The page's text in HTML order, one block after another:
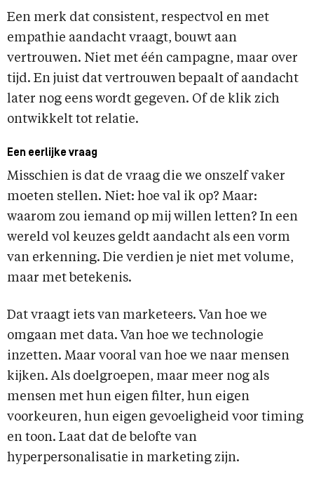
Een merk dat consistent, respectvol en met
empathie aandacht vraagt, bouwt aan
vertrouwen. Niet met één campagne, maar over
tijd. En juist dat vertrouwen bepaalt of aandacht
later nog eens wordt gegeven. Of de klik zich
ontwikkelt tot relatie.
Een eerlijke vraag
Misschien is dat de vraag die we onszelf vaker
moeten stellen. Niet: hoe val ik op? Maar:
waarom zou iemand op mij willen letten? In een
wereld vol keuzes geldt aandacht als een vorm
van erkenning. Die verdien je niet met volume,
maar met betekenis.
Dat vraagt iets van marketeers. Van hoe we
omgaan met data. Van hoe we technologie
inzetten. Maar vooral van hoe we naar mensen
kijken. Als doelgroepen, maar meer nog als
mensen met hun eigen filter, hun eigen
voorkeuren, hun eigen gevoeligheid voor timing
en toon. Laat dat de belofte van
hyperpersonalisatie in marketing zijn.